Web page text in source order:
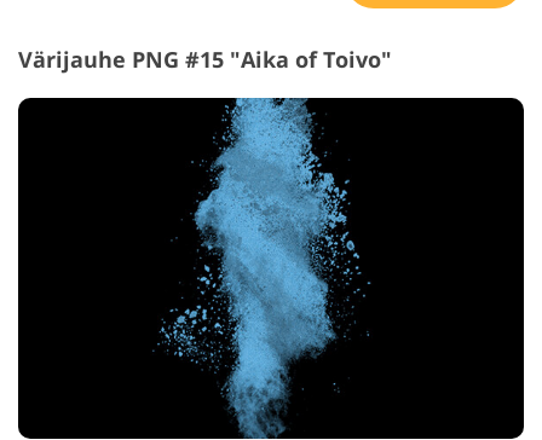
Värijauhe PNG #15 "Aika of Toivo"